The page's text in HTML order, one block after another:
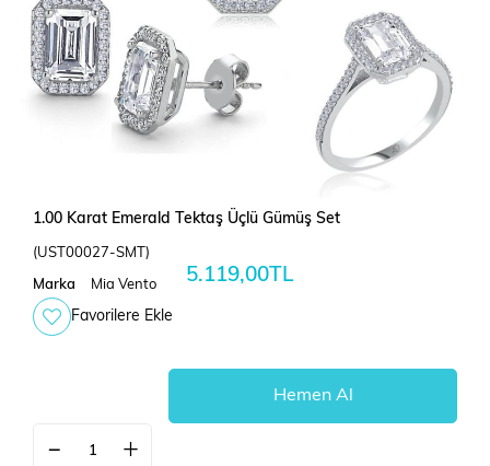
1.00 Karat Emerald Tektaş Üçlü Gümüş Set
(UST00027-SMT)
Marka Mia Vento 5.119,00TL
Favorilere Ekle